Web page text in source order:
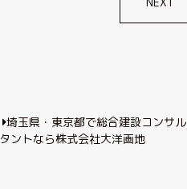
埼玉県・東京都で総合建設コンサル
タントなら株式会社大洋画地